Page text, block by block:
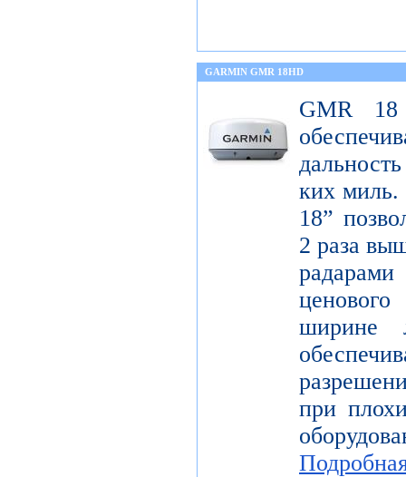
GARMIN GMR 18HD
GMR
ких миль.
18”
2 раза
ширине
при